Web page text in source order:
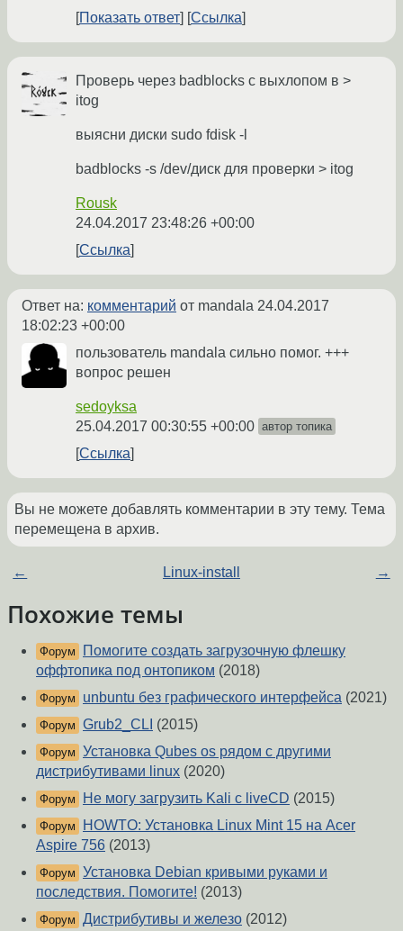
Показать ответ
Ссылка
Проверь через badblocks с выхлопом в >
itog
выясни диски sudo fdisk -l
badblocks -s /dev/диск для проверки > itog
Rousk
24.04.2017 23:48:26 +00:00
Ссылка
Ответ на: комментарий от mandala 24.04.2017
18:02:23 +00:00
пользователь mandala сильно помог. +++
вопрос решен
sedoyksa
25.04.2017 00:30:55 +00:00 автор топика
Ссылка
Вы не можете добавлять комментарии в эту тему. Тема
перемещена в архив.
← Linux-install →
Похожие темы
Форум
Помогите создать загрузочную флешку
оффтопика под онтопиком (2018)
Форум unbuntu без графического интерфейса (2021)
Форум Grub2_CLI (2015)
Форум Установка Qubes os рядом с другими
дистрибутивами linux (2020)
Форум Не могу загрузить Kali с liveCD (2015)
Форум
HOWTO: Установка Linux Mint 15 на Acer
Aspire 756 (2013)
Форум Установка Debian кривыми руками и
последствия. Помогите! (2013)
Форум Дистрибутивы и железо (2012)